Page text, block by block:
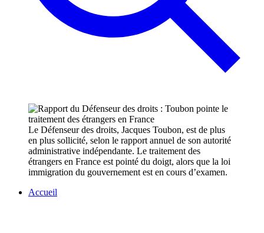
Le Défenseur des droits, Jacques Toubon, est de plus
en plus sollicité, selon le rapport annuel de son autorité
administrative indépendante. Le traitement des
étrangers en France est pointé du doigt, alors que la loi
immigration du gouvernement est en cours d’examen.
Accueil